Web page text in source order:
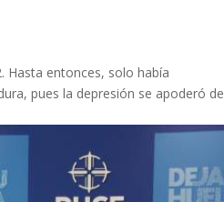
Hasta entonces, solo había
pues la depresión se apoderó de